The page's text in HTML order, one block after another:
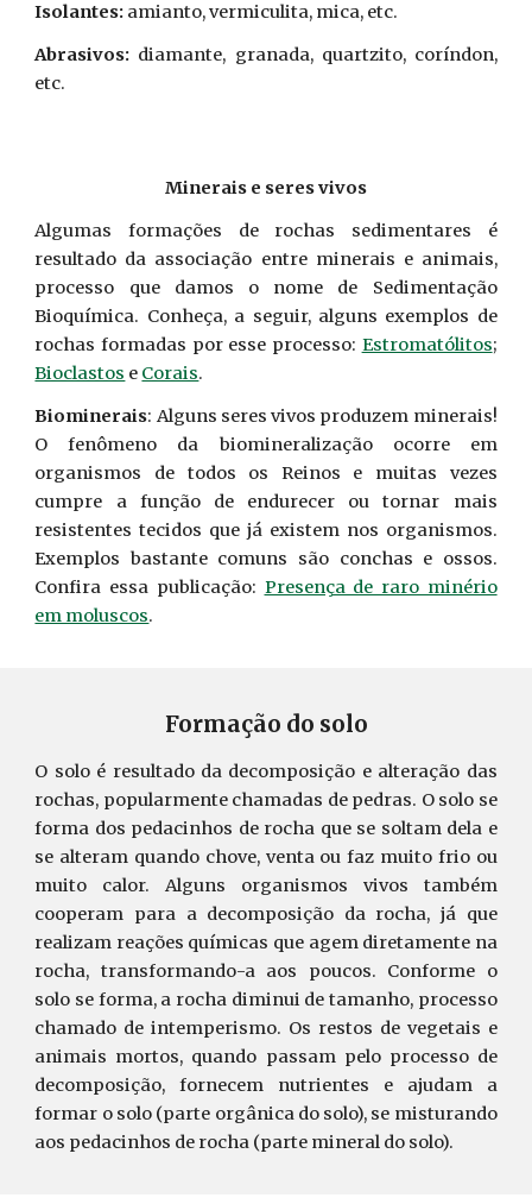
Isolantes: amianto, vermiculita, mica, etc.
Abrasivos: diamante, granada, quartzito, coríndon,
etc.
Minerais e seres vivos
Algumasformações de rochas sedimentares é
resultado da associação entre minerais e animais,
processo que damos o nome de Sedimentação
Bioquímica. Conheça, a seguir, alguns exemplos de
rochas formadas por esse processo: Estromatólitos;
Bioclastos e Corais.
Biominerais: Alguns seres vivos produzem minerais!
O fenômeno da biomineralização ocorre em
organismos de todos os Reinos e muitas vezes
cumpre a função de endurecer ou tornar mais
resistentes tecidos que já existem nos organismos.
Exemplos bastante comuns são conchas e ossos.
Confira essa publicação: Presença de raro minério
em moluscos.
Formação do solo
O solo é resultado da decomposição e alteração das
rochas, popularmente chamadas de pedras. O solo se
forma dos pedacinhos de rocha que se soltam dela e
se alteram quando chove, venta ou faz muito frio ou
muito calor. Alguns organismos vivos também
cooperam para a decomposição da rocha, já que
realizam reações químicas que agem diretamente na
rocha, transformando-a aos poucos. Conforme o
solo se forma, a rocha diminui de tamanho, processo
chamado de intemperismo. Os restos de vegetais e
animais mortos, quando passam pelo processo de
decomposição, fornecem nutrientes e ajudam a
formar o solo (parte orgânica do solo), se misturando
aos pedacinhos de rocha (parte mineral do solo).